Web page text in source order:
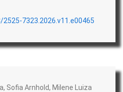
7323.2026.v11.e00465
Sofia Arnhold, Milene Luiza